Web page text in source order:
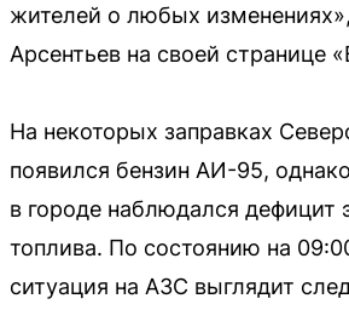
жителей о любых
Арсентьев на своей странице
На некоторых заправках
появился бензин АИ-95,
в городе наблюдался дефицит
топлива. По состоянию на
ситуация на АЗС выглядит